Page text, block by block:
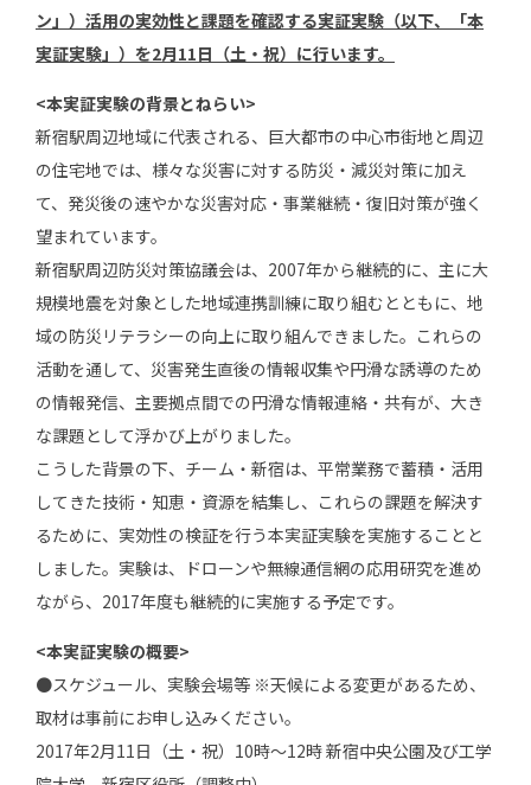
ン」）活用の実効性と課題を確認する実証実験（以下、「本
実証実験」）を2月11日（土・祝）に行います。
<本実証実験の背景とねらい>
新宿駅周辺地域に代表される、巨大都市の中心市街地と周辺
の住宅地では、様々な災害に対する防災・減災対策に加え
て、発災後の速やかな災害対応・事業継続・復旧対策が強く
望まれています。
新宿駅周辺防災対策協議会は、2007年から継続的に、主に大
規模地震を対象とした地域連携訓練に取り組むとともに、地
域の防災リテラシーの向上に取り組んできました。これらの
活動を通して、災害発生直後の情報収集や円滑な誘導のため
の情報発信、主要拠点間での円滑な情報連絡・共有が、大き
な課題として浮かび上がりました。
こうした背景の下、チーム・新宿は、平常業務で蓄積・活用
してきた技術・知恵・資源を結集し、これらの課題を解決す
るために、実効性の検証を行う本実証実験を実施することと
しました。実験は、ドローンや無線通信網の応用研究を進め
ながら、2017年度も継続的に実施する予定です。
<本実証実験の概要>
●スケジュール、実験会場等 ※天候による変更があるため、
取材は事前にお申し込みください。
2017年2月11日（土・祝）10時～12時 新宿中央公園及び工学